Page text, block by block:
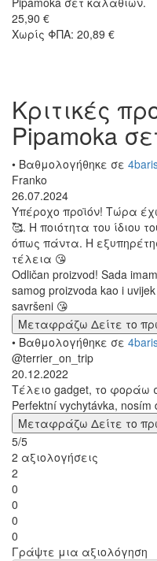
25,90 €
Χωρίς ΦΠΑ: 20,89 €
Κριτικές
Pipamoka
• Βαθμολογήθηκε σε
Franko
26.07.2024
Υπέροχο προϊόν! Τώρα
🥰. Η ποιότητα του ίδιου
όπως πάντα. Η
τέλεια 😘
Odličan proizvod! Sada
samog proizvoda kao i
savršeni 😘
Μεταφράζω Δείτε το
• Βαθμολογήθηκε σε
@terrier_on_trip
20.12.2022
Τέλειο gadget, το φοράω
Perfektní vychytávka, nosím
Μεταφράζω Δείτε το
5/5
2 αξιολογήσεις
2
0
0
0
0
Γράψτε μια αξιολόγηση